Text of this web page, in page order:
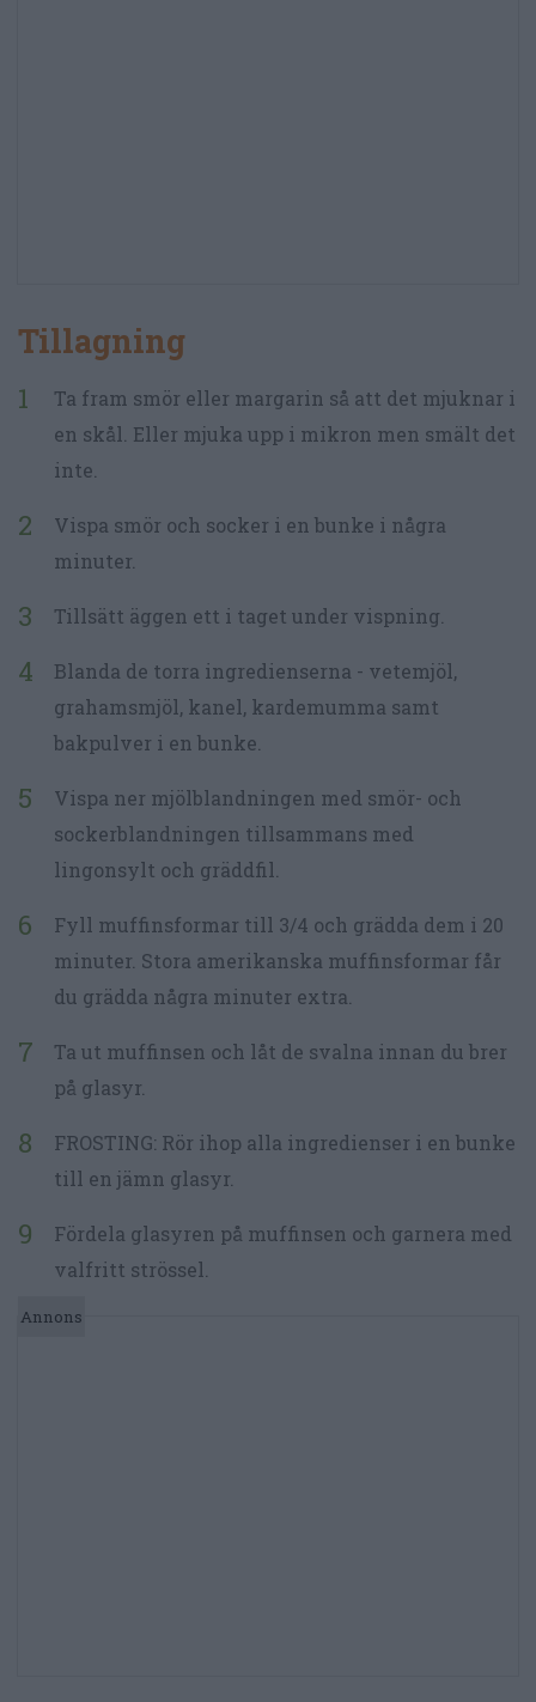
Tillagning
Ta fram smör eller margarin så att det mjuknar i
en skål. Eller mjuka upp i mikron men smält det
inte.
Vispa smör och socker i en bunke i några
minuter.
Tillsätt äggen ett i taget under vispning.
Blanda de torra ingredienserna - vetemjöl,
grahamsmjöl, kanel, kardemumma samt
bakpulver i en bunke.
Vispa ner mjölblandningen med smör- och
sockerblandningen tillsammans med
lingonsylt och gräddfil.
Fyll muffinsformar till 3/4 och grädda dem i 20
minuter. Stora amerikanska muffinsformar får
du grädda några minuter extra.
Ta ut muffinsen och låt de svalna innan du brer
på glasyr.
FROSTING: Rör ihop alla ingredienser i en bunke
till en jämn glasyr.
Fördela glasyren på muffinsen och garnera med
valfritt strössel.